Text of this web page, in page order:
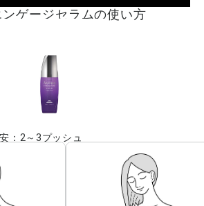
ゲージセラムの使い方
：2～3プッシュ